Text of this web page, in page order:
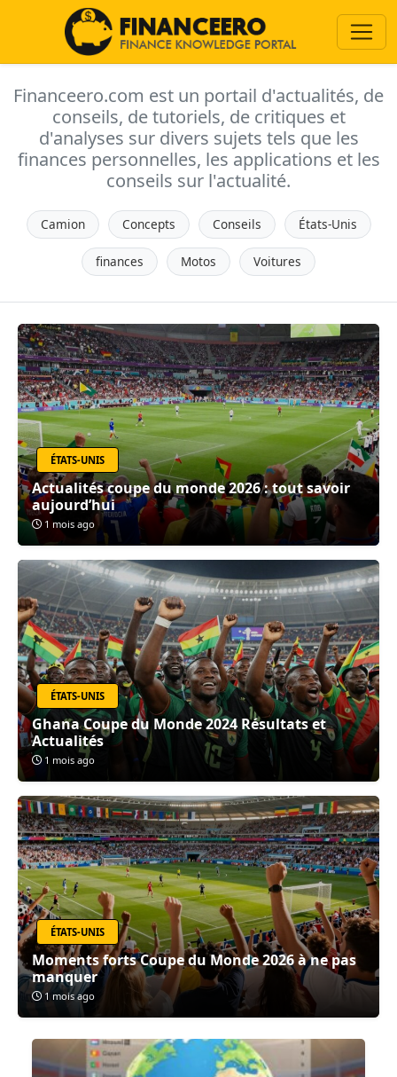
Financeero.com est un portail d'actualités, de
conseils, de tutoriels, de critiques et
d'analyses sur divers sujets tels que les
finances personnelles, les applications et les
conseils sur l'actualité.
Camion Concepts Conseils États-Unis
finances Motos Voitures
ÉTATS-UNIS
Actualités coupe du monde 2026 : tout savoir
aujourd’hui
1 mois ago
ÉTATS-UNIS
Ghana Coupe du Monde 2024 Résultats et
Actualités
1 mois ago
ÉTATS-UNIS
Moments forts Coupe du Monde 2026 à ne pas
manquer
1 mois ago